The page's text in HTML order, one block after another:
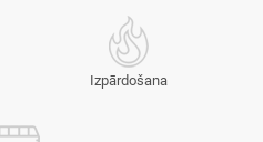
Izpārdošana